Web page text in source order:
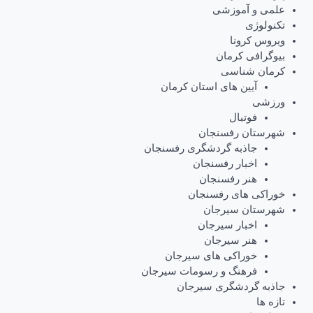
علمی و آموزشی
تکنولوژی
ویروس کرونا
بیوگرافی کرمان
کرمان شناسی
آیین های استان کرمان
ورزشی
فوتبال
شهرستان رفسنجان
جاذبه گردشگری رفسنجان
اخبار رفسنجان
هنر رفسنجان
خوراکی های رفسنجان
شهرستان سیرجان
اخبار سیرجان
هنر سیرجان
خوراکی های سیرجان
فرهنگ و رسومات سیرجان
جاذبه گردشگری سیرجان
تازه ها